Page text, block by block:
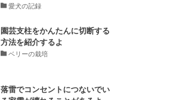
愛犬の記録
園芸支柱をかんたんに切断する
方法を紹介するよ
ベリーの栽培
落雷でコンセントにつないでい